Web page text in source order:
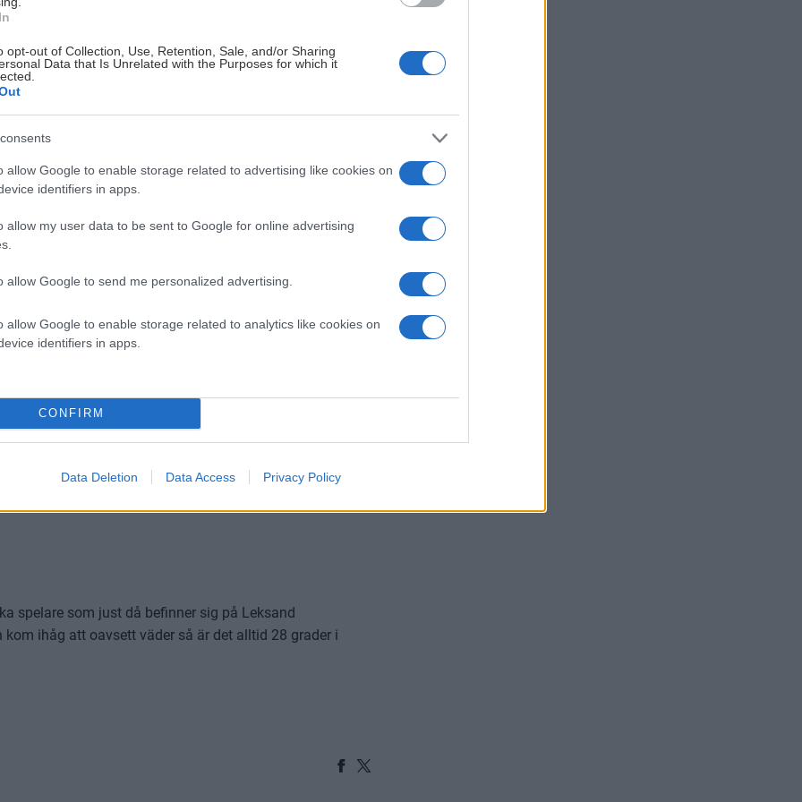
opt-out of Collection, Use, Retention, Sale, and/or Sharing
Data that Is Unrelated with the Purposes for which it
allow Google to enable storage related to advertising like cookies on
identifiers in apps.
allow my user data to be sent to Google for online advertising
allow Google to send me personalized advertising.
allow Google to enable storage related to analytics like cookies on
identifiers in apps.
CONFIRM
Data Deletion Data Access Privacy Policy
Leksands IF hittar ni på piratön enbart några
för ännu en LIF-dag. Det blir en dag fullspäckad
och såklart så får vi besök av Liffe och Billy Bäver som
besökare, initiativet Tusenbröder finns på plats för att
egen souveniravdelning på plats så ni alla kan klä er i
aktiviteter och pratar mer än gärna hockey!
som gömts runt om på sommarland. Vinner gör man
hämta ut en goodiebag från Leksands IF
och Liffe
och Liffe
och Liffe
spelare som just då befinner sig på Leksand
ihåg att oavsett väder så är det alltid 28 grader i